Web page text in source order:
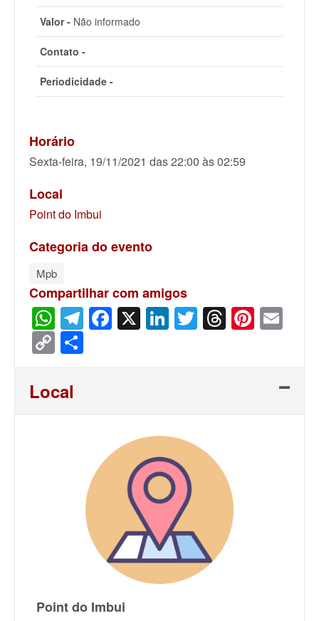
Valor - Não informado
Contato -
Periodicidade -
Horário
Sexta-feira, 19/11/2021 das 22:00 às 02:59
Local
Point do Imbui
Categoria do evento
Mpb
Compartilhar com amigos
WhatsApp
Telegram
Facebook
X LinkedIn
Twitter
Threads
Copy
Link
Local
Point do Imbui